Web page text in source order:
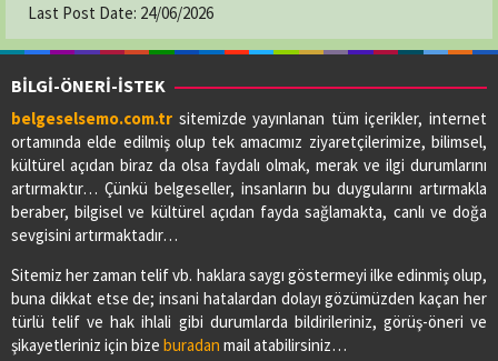
Adres:19 MAYIS MAH. ADNAN MENDERES CAD.
03627412412
LADİK ELİF ECZANESİ
Adres:BAHŞİ MAH.GAZİ CAD.NO:56/A
03627713091
Adres:YENİ MAH. ÇARŞAMBA CAD. NO:52
03622901605
Last Post Date: 24/06/2026
BİLGİ-ÖNERİ-İSTEK
belgeselsemo.com.tr sitemizde yayınlanan tüm içerikler, internet
ortamında elde edilmiş olup tek amacımız ziyaretçilerimize, bilimsel,
kültürel açıdan biraz da olsa faydalı olmak, merak ve ilgi durumlarını
artırmaktır… Çünkü belgeseller, insanların bu duygularını artırmakla
beraber, bilgisel ve kültürel açıdan fayda sağlamakta, canlı ve doğa
sevgisini artırmaktadır…
Sitemiz her zaman telif vb. haklara saygı göstermeyi ilke edinmiş olup,
buna dikkat etse de; insani hatalardan dolayı gözümüzden kaçan her
türlü telif ve hak ihlali gibi durumlarda bildirileriniz, görüş-öneri ve
şikayetleriniz için bize buradan mail atabilirsiniz…